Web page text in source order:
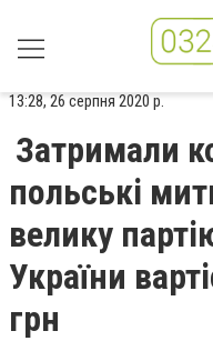
13:28, 26 серпня 2020 р.
Затримали
польські
велику
України
грн